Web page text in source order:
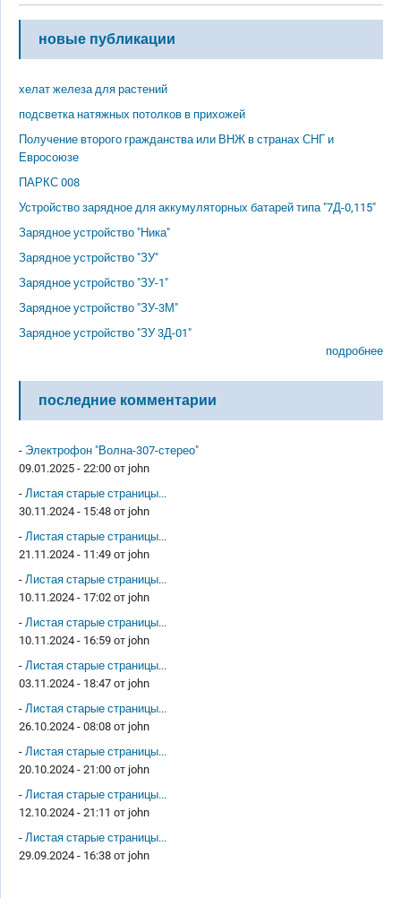
новые публикации
хелат железа для растений
подсветка натяжных потолков в прихожей
Получение второго гражданства или ВНЖ в странах СНГ и
Евросоюзе
ПАРКС 008
Устройство зарядное для аккумуляторных батарей типа "7Д-0,115"
Зарядное устройство "Ника"
Зарядное устройство "ЗУ"
Зарядное устройство "ЗУ-1"
Зарядное устройство "ЗУ-3М"
Зарядное устройство "ЗУ 3Д-01"
подробнее
последние комментарии
- Электрофон "Волна-307-стерео"
09.01.2025 - 22:00 от john
- Листая старые страницы...
30.11.2024 - 15:48 от john
- Листая старые страницы...
21.11.2024 - 11:49 от john
- Листая старые страницы...
10.11.2024 - 17:02 от john
- Листая старые страницы...
10.11.2024 - 16:59 от john
- Листая старые страницы...
03.11.2024 - 18:47 от john
- Листая старые страницы...
26.10.2024 - 08:08 от john
- Листая старые страницы...
20.10.2024 - 21:00 от john
- Листая старые страницы...
12.10.2024 - 21:11 от john
- Листая старые страницы...
29.09.2024 - 16:38 от john